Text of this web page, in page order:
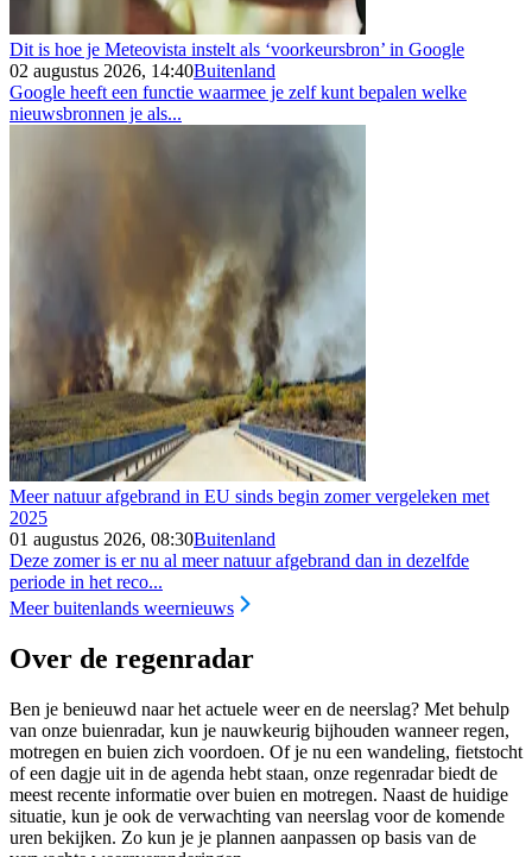
Dit is hoe je Meteovista instelt als ‘voorkeursbron’ in Google
02 augustus 2026, 14:40Buitenland
Google heeft een functie waarmee je zelf kunt bepalen welke
nieuwsbronnen je als...
Meer natuur afgebrand in EU sinds begin zomer vergeleken met
2025
01 augustus 2026, 08:30Buitenland
Deze zomer is er nu al meer natuur afgebrand dan in dezelfde
periode in het reco...
Meer buitenlands weernieuws
Over de regenradar
Ben je benieuwd naar het actuele weer en de neerslag? Met behulp
van onze buienradar, kun je nauwkeurig bijhouden wanneer regen,
motregen en buien zich voordoen. Of je nu een wandeling, fietstocht
of een dagje uit in de agenda hebt staan, onze regenradar biedt de
meest recente informatie over buien en motregen. Naast de huidige
situatie, kun je ook de verwachting van neerslag voor de komende
uren bekijken. Zo kun je je plannen aanpassen op basis van de